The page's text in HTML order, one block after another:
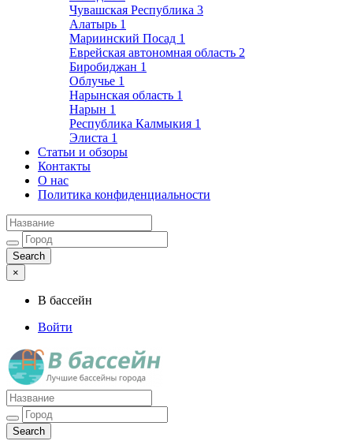
Чувашская Республика 3
Алатырь 1
Мариинский Посад 1
Еврейская автономная область 2
Биробиджан 1
Облучье 1
Нарынская область 1
Нарын 1
Республика Калмыкия 1
Элиста 1
Статьи и обзоры
Контакты
О нас
Политика конфиденциальности
×
В бассейн
Войти
Лучшие бассейны города